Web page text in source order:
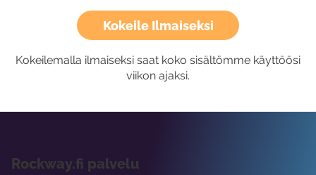
Kokeile Ilmaiseksi
Kokeilemalla ilmaiseksi saat koko sisältömme käyttöösi
viikon ajaksi.
Rockway.fi palvelu